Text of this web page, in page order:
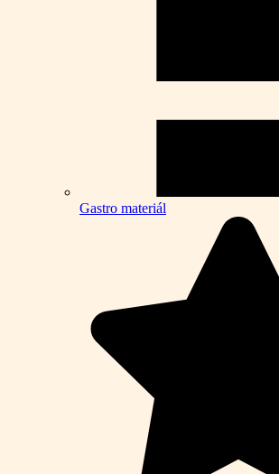
Gastro materiál